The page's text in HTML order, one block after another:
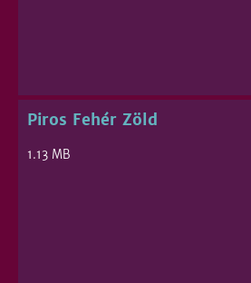
Piros Fehér Zöld
1.13 MB